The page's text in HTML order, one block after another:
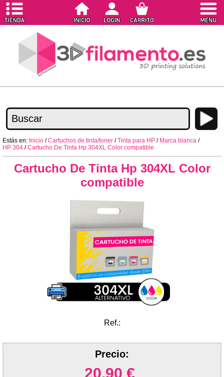
Estás en: Inicio /Cartuchos de tinta/toner /Tinta para HP / Marca blanca /
HP 304 /Cartucho De Tinta Hp 304XL Color compatible
Cartucho De Tinta Hp 304XL Color
compatible
Ref.:
Precio:
20.90 €